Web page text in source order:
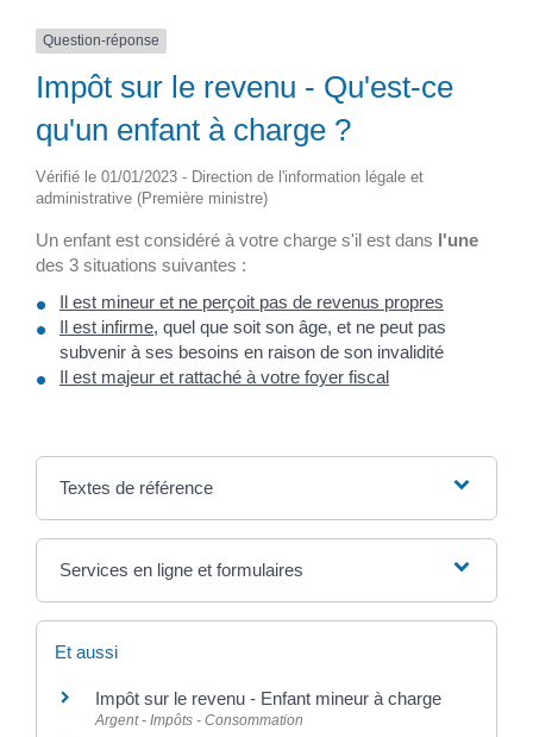
Question-réponse
Impôt sur le revenu - Qu'est-ce
qu'un enfant à charge ?
Vérifié le 01/01/2023 - Direction de l'information légale et
administrative (Première ministre)
Un enfant est considéré à votre charge s'il est dans l'une
des 3 situations suivantes :
Il est mineur et ne perçoit pas de revenus propres
Il est infirme, quel que soit son âge, et ne peut pas
subvenir à ses besoins en raison de son invalidité
Il est majeur et rattaché à votre foyer fiscal
Textes de référence
Services en ligne et formulaires
Et aussi
Impôt sur le revenu - Enfant mineur à charge
Argent - Impôts - Consommation